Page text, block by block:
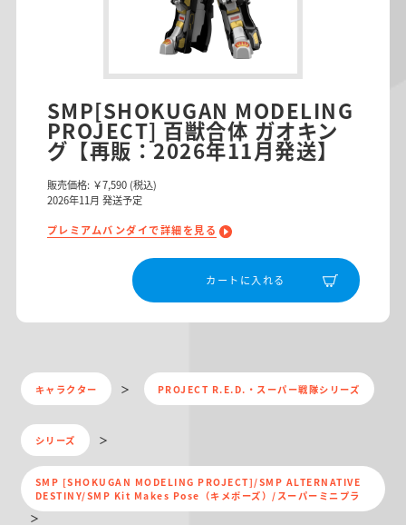
SMP[SHOKUGAN MODELING
PROJECT] 百獣合体 ガオキン
グ【再販：2026年11月発送】
販売価格: ￥7,590 (税込)
2026年11月 発送予定
プレミアムバンダイで詳細を見る
カートに入れる
キャラクター PROJECT R.E.D.・スーパー戦隊シリーズ
シリーズ
SMP [SHOKUGAN MODELING PROJECT]/SMP ALTERNATIVE
DESTINY/SMP Kit Makes Pose（キメポーズ）/スーパーミニプラ